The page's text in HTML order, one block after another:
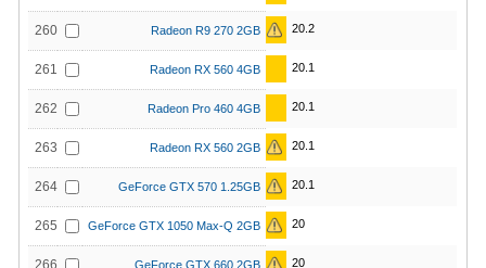
260 Radeon R9 270 2GB 20.2
261 Radeon RX 560 4GB 20.1
262 Radeon Pro 460 4GB 20.1
263 Radeon RX 560 2GB 20.1
264 GeForce GTX 570 1.25GB 20.1
265 GeForce GTX 1050 Max-Q 2GB 20
266 GeForce GTX 660 2GB 20